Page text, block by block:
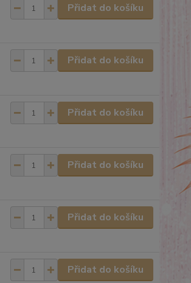
Přidat do košíku
Přidat do košíku
Přidat do košíku
Přidat do košíku
Přidat do košíku
Přidat do košíku